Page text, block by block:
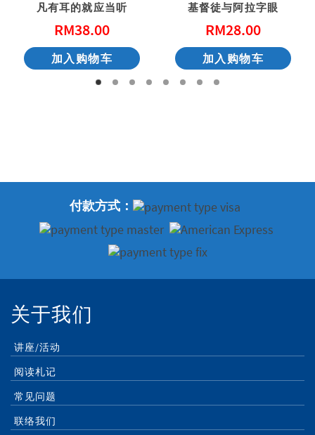
凡有耳的就应当听
RM38.00
加入购物车
基督徒与阿拉字眼
RM28.00
加入购物车
付款方式：
关于我们
讲座/活动
阅读札记
常见问题
联络我们